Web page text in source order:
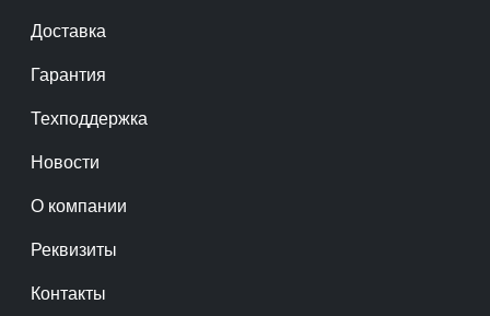
Доставка
Гарантия
Техподдержка
Новости
О компании
Реквизиты
Контакты